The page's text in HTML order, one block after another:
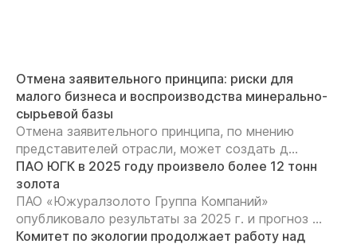
Отмена заявительного принципа: риски для
малого бизнеса и воспроизводства минерально-
сырьевой базы
Отмена заявительного принципа, по мнению
представителей отрасли, может создать д...
ПАО ЮГК в 2025 году произвело более 12 тонн
золота
ПАО «Южуралзолото Группа Компаний»
опубликовало результаты за 2025 г. и прогноз ...
Комитет по экологии продолжает работу над